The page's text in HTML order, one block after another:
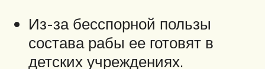
Из-за бесспорной пользы
состава рабы ее готовят в
детских учреждениях.